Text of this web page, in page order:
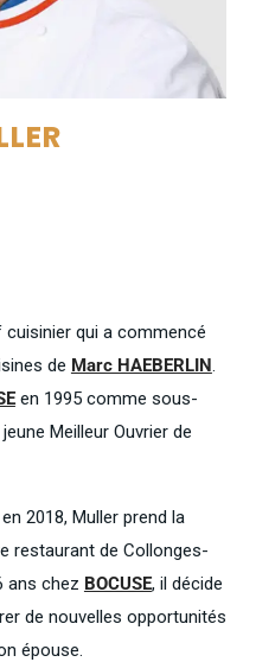
cuisinier qui a commencé
de Marc HAEBERLIN
en 1995 comme sous-
Meilleur Ouvrier de
2018, Muller prend la
restaurant de Collonges-
ans chez BOCUSE, il décide
de nouvelles opportunités
épouse.